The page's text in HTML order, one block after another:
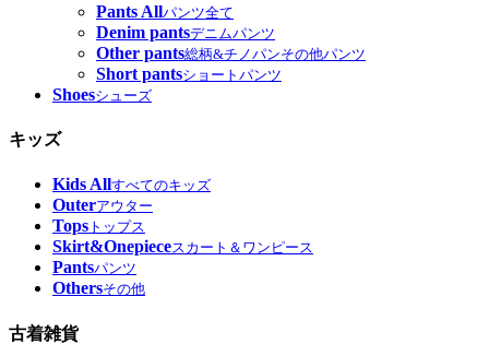
Pants Allパンツ全て
Denim pantsデニムパンツ
Other pants総柄&チノパンその他パンツ
Short pantsショートパンツ
Shoesシューズ
キッズ
Kids Allすべてのキッズ
Outerアウター
Tops トップス
Skirt&Onepieceスカート＆ワンピース
Pantsパンツ
Othersその他
古着雑貨